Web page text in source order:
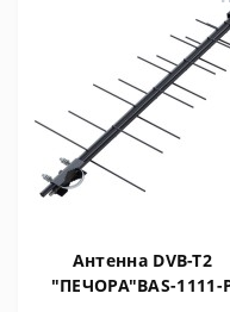
Антенна DVB-T2
"ПЕЧОРА"BAS-1111-